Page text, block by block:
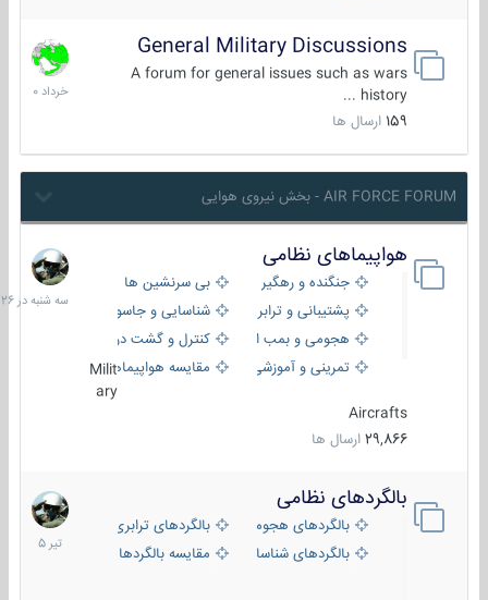
General Military Discussions
A forum for general issues such as wars
history ...
159 ارسال ها
10
خرداد
1400
AIR FORCE FORUM - بخش نیروی هوایی
هواپیماهای نظامی
جنگنده و رهگیر
بی سرنشین ها
پشتیبانی و ترابری
شناسایی و جاسوسی
هجومی و بمب افکن
کنترل و گشت دریایی
تمرینی و آموزشی
مقایسه هواپیماهاMilit
ary
Aircrafts
29,866 ارسال ها
سه
شنبه
در
بالگردهای نظامی
بالگردهای هجومی
بالگردهای ترابری
بالگردهای شناسایی
مقایسه بالگردها
22
تیر
1405